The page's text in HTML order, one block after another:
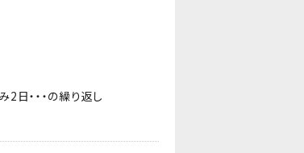
・・・の繰り返し